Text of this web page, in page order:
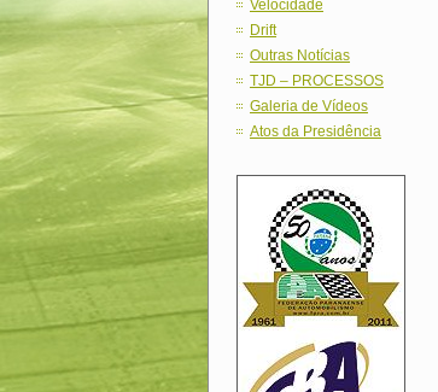
Velocidade
Drift
Outras Notícias
TJD – PROCESSOS
Galeria de Vídeos
Atos da Presidência